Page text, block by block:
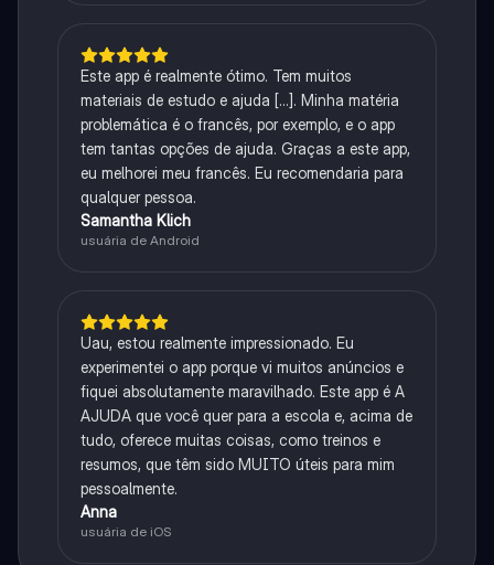
Este app é realmente ótimo. Tem muitos
materiais de estudo e ajuda [...]. Minha matéria
problemática é o francês, por exemplo, e o app
tem tantas opções de ajuda. Graças a este app,
eu melhorei meu francês. Eu recomendaria para
qualquer pessoa.
Samantha Klich
usuária de Android
Uau, estou realmente impressionado. Eu
experimentei o app porque vi muitos anúncios e
fiquei absolutamente maravilhado. Este app é A
AJUDA que você quer para a escola e, acima de
tudo, oferece muitas coisas, como treinos e
resumos, que têm sido MUITO úteis para mim
pessoalmente.
Anna
usuária de iOS